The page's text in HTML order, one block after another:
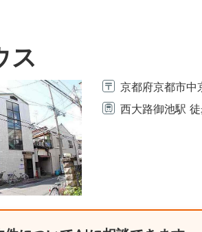
ス
京都府京都市中
西大路御池駅 徒